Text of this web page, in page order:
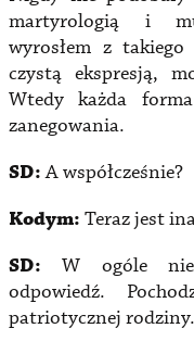
martyrologią i
wyrosłem z
czystą ekspresją,
Wtedy każda
zanegowania.
SD:A współcześnie?
Kodym: Teraz jest
SD: W ogóle nie
odpowiedź.
patriotycznej rodziny.